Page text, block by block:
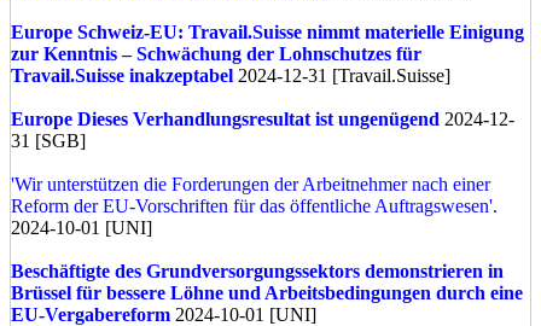
Europe Schweiz-EU: Travail.Suisse nimmt materielle Einigung
zur Kenntnis – Schwächung der Lohnschutzes für
Travail.Suisse inakzeptabel 2024-12-31 [Travail.Suisse]
Europe Dieses Verhandlungsresultat ist ungenügend 2024-12-
31 [SGB]
'Wir unterstützen die Forderungen der Arbeitnehmer nach einer
Reform der EU-Vorschriften für das öffentliche Auftragswesen'.
2024-10-01 [UNI]
Beschäftigte des Grundversorgungssektors demonstrieren in
Brüssel für bessere Löhne und Arbeitsbedingungen durch eine
EU-Vergabereform 2024-10-01 [UNI]